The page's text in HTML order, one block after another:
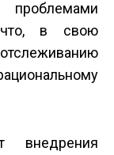
что, в свою
внедрения